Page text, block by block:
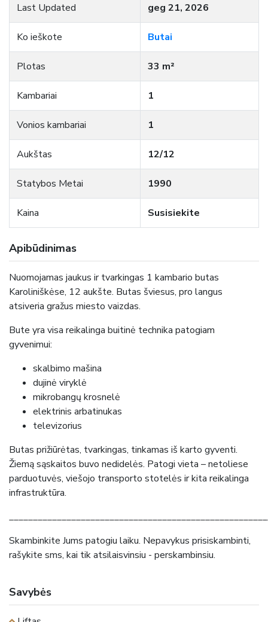
Last Updated geg 21, 2026
Ko ieškote Butai
Plotas 33 m²
Kambariai 1
Vonios kambariai 1
Aukštas 12/12
Statybos Metai 1990
Kaina Susisiekite
Apibūdinimas
Nuomojamas jaukus ir tvarkingas 1 kambario butas
Karoliniškėse, 12 aukšte. Butas šviesus, pro langus
atsiveria gražus miesto vaizdas.
Bute yra visa reikalinga buitinė technika patogiam
gyvenimui:
skalbimo mašina
dujinė viryklė
mikrobangų krosnelė
elektrinis arbatinukas
televizorius
Butas prižiūrėtas, tvarkingas, tinkamas iš karto gyventi.
Žiemą sąskaitos buvo nedidelės. Patogi vieta – netoliese
parduotuvės, viešojo transporto stotelės ir kita reikalinga
infrastruktūra.
Skambinkite Jums patogiu laiku. Nepavykus prisiskambinti,
rašykite sms, kai tik atsilaisvinsiu - perskambinsiu.
Savybės